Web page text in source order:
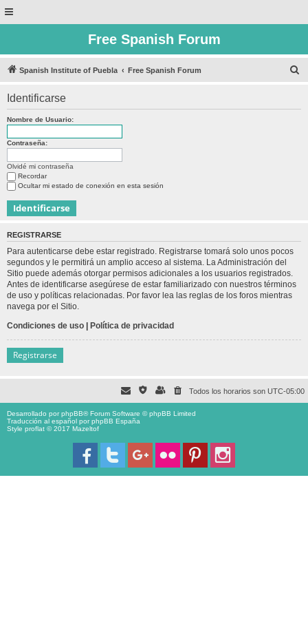
Free Spanish Forum
Spanish Institute of Puebla Free Spanish Forum
Identificarse
Nombre de Usuario:
Contraseña:
Olvidé mi contraseña
Recordar
Ocultar mi estado de conexión en esta sesión
REGISTRARSE
Para autenticarse debe estar registrado. Registrarse tomará solo unos pocos
segundos y le permitirá un amplio acceso al sistema. La Administración del
Sitio puede además otorgar permisos adicionales a los usuarios registrados.
Antes de identificarse asegúrese de estar familiarizado con nuestros términos
de uso y políticas relacionadas. Por favor lea las reglas de los foros mientras
navega por el Sitio.
Condiciones de uso | Política de privacidad
Registrarse
Todos los horarios son UTC-05:00
Desarrollado porphpBB® Forum Software © phpBB Limited
Traducción al español porphpBB España
Style proflat © 2017 Mazeltof